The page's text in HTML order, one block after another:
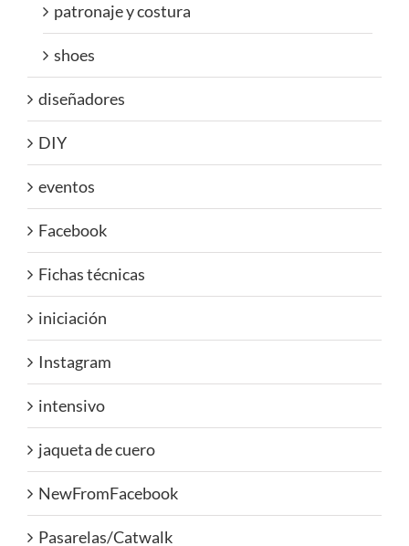
patronaje y costura
shoes
diseñadores
DIY
eventos
Facebook
Fichas técnicas
iniciación
Instagram
intensivo
jaqueta de cuero
NewFromFacebook
Pasarelas/Catwalk